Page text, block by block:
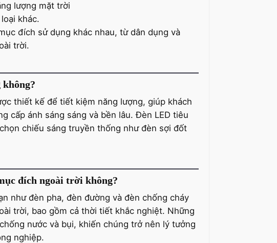
lượng mặt trời
khác.
đích sử dụng khác nhau, từ dân dụng và
trời.
thiết kế để tiết kiệm năng lượng, giúp khách
cấp ánh sáng sáng và bền lâu. Đèn LED tiêu
chiếu sáng truyền thống như đèn sợi đốt
đích ngoài trời không?
như đèn pha, đèn đường và đèn chống cháy
trời, bao gồm cả thời tiết khắc nghiệt. Những
nước và bụi, khiến chúng trở nên lý tưởng
nghiệp.